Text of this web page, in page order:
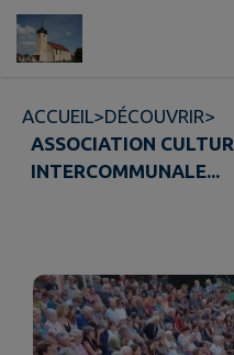
Contenu
ACCUEIL>DÉCOUVRIR>
ASSOCIATION
INTERCOMMUNALE...